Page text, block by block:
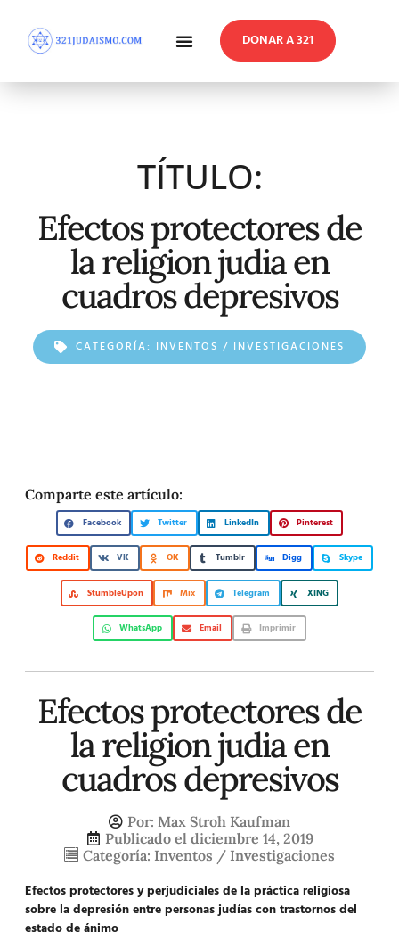
DONAR A 321
TÍTULO:
Efectos protectores de
la religion judia en
cuadros depresivos
CATEGORÍA: INVENTOS / INVESTIGACIONES
Comparte este artículo:
Facebook Twitter LinkedIn Pinterest
Reddit VK OK Tumblr Digg Skype
StumbleUpon Mix Telegram XING
WhatsApp Email Imprimir
Efectos protectores de
la religion judia en
cuadros depresivos
Por: Max Stroh Kaufman
Publicado el diciembre 14, 2019
Categoría: Inventos / Investigaciones
Efectos protectores y perjudiciales de la práctica religiosa
sobre la depresión entre personas judías con trastornos del
estado de ánimo